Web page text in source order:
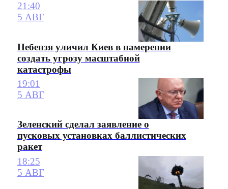
21:40
5 АВГ
Небензя уличил Киев в намерении
создать угрозу масштабной
катастрофы
19:01
5 АВГ
Зеленский сделал заявление о
пусковых установках баллистических
ракет
18:25
5 АВГ